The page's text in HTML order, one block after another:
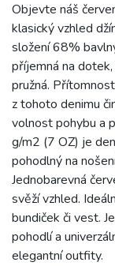
Objevte náš
klasický vzhled
složení 68%
příjemná na
pružná.
z tohoto denimu
volnost pohybu a
g/m2 (7 OZ) je
pohodlný na
Jednobarevná
svěží vzhled.
bundiček či vest.
pohodlí a
elegantní outfity.